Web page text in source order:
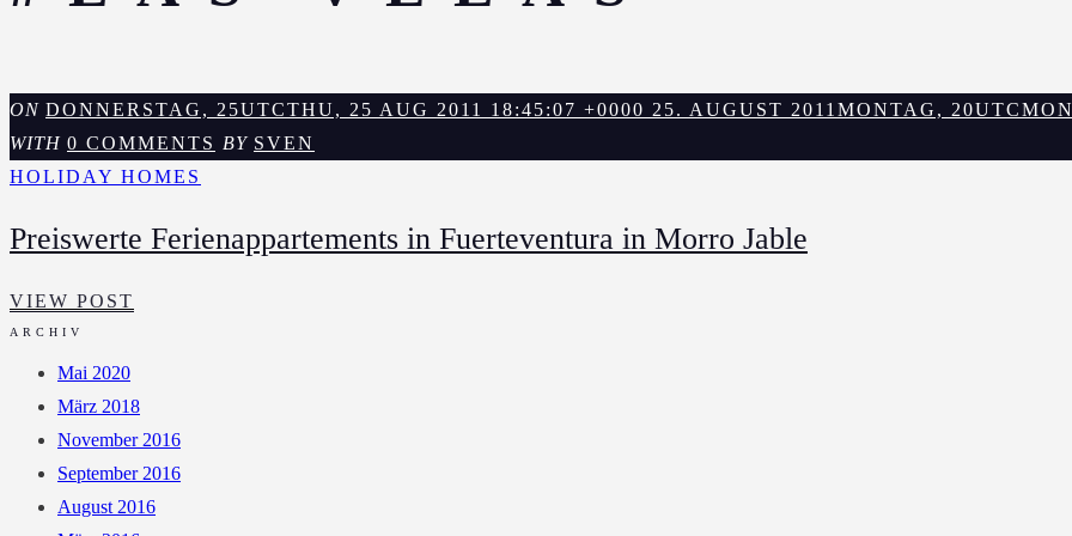
ON DONNERSTAG, 25UTCTHU, 25 AUG 2011 18:45:07 +0000 25. AUGUST 2011 MONTAG,
WITH 0 COMMENTS BY SVEN
HOLIDAY HOMES
Preiswerte Ferienappartements in Fuerteventura in Morro Jable
VIEW POST
FUERTEVENTURA
IN
MORRO
JABLE
ARCHIV
Mai 2020
März 2018
November 2016
September 2016
August 2016